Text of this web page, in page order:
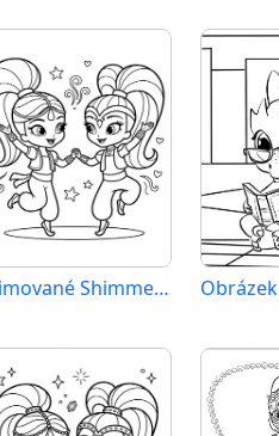
Animované Shimmer a Shine